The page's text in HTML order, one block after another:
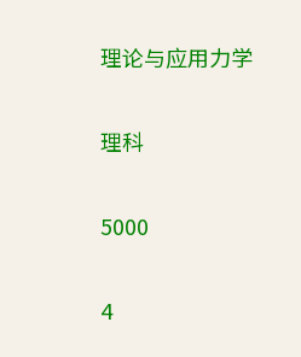
理论与应用力学
理科
5000
4